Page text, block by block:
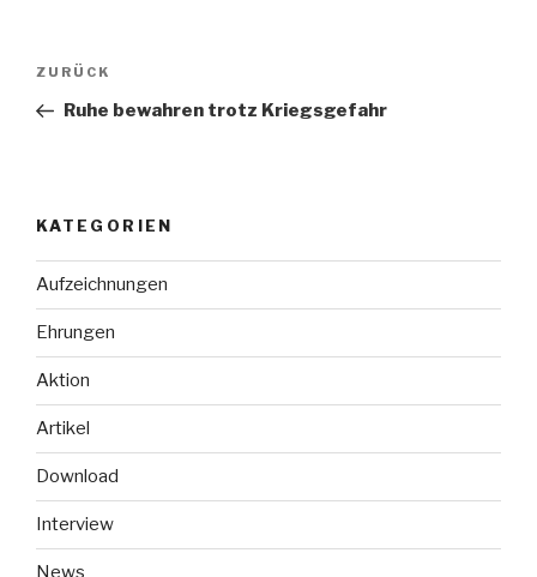
Beitragsnavigation
Vorheriger
Beitrag
ZURÜCK
Ruhe bewahren trotz Kriegsgefahr
KATEGORIEN
Aufzeichnungen
Ehrungen
Aktion
Artikel
Download
Interview
News